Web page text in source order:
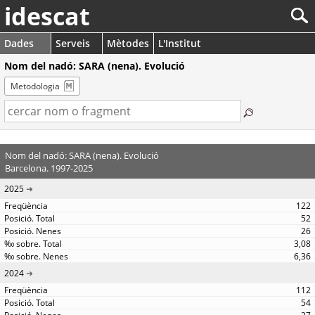
idescat
Dades Serveis Mètodes
L'Institut
Nom del nadó: SARA (nena). Evolució
Metodologia
Nom del nadó: SARA (nena). Evolució
Barcelona. 1997-2025
2025
122
52
26
3,08
6,36
2024
112
54